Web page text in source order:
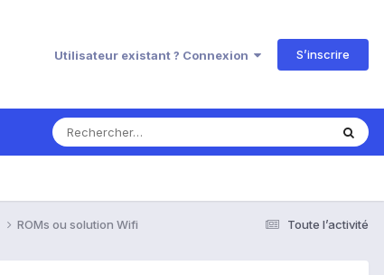
Utilisateur existant ? Connexion S’inscrire
Toute l’activité
ROMs ou solution Wifi